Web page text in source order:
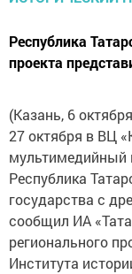
Республика
проекта
(Казань, 6
27 октября в ВЦ
мультимедийный
Республика
государства с
сообщил ИА
регионального
Института